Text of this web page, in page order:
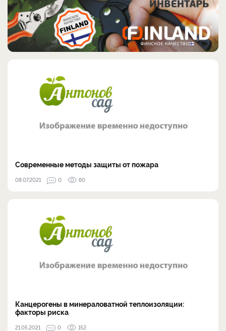
Современные методы защиты от пожара
08.07.2021 0 60
Канцерогены в минераловатной теплоизоляции:
факторы риска
21.05.2021 0 152